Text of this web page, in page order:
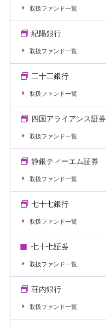
取扱ファンド一覧
紀陽銀行
取扱ファンド一覧
三十三銀行
取扱ファンド一覧
四国アライアンス証券
取扱ファンド一覧
静銀ティーエム証券
取扱ファンド一覧
七十七銀行
取扱ファンド一覧
七十七証券
取扱ファンド一覧
荘内銀行
取扱ファンド一覧